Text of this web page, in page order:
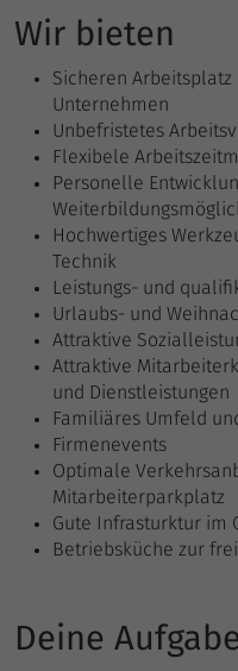
Wir bieten
Sicheren
Unternehmen
Unbefristetes
Flexibele
Personelle
Hochwertiges
Technik
Leistungs- und
Urlaubs- und
Attraktive
Attraktive
und Dienstleistungen
Familiäres Umfeld
Firmenevents
Optimale
Mitarbeiterparkplatz
Gute Infrasturktur im
Betriebsküche zur
Deine
Zweck
zufällig
Anbieter Google
Laufzeit 1 Tag
Zweck
Enthält
Anhand
Name _gat_UA
Anbieter Google
Laufzeit
Zweck
einmal